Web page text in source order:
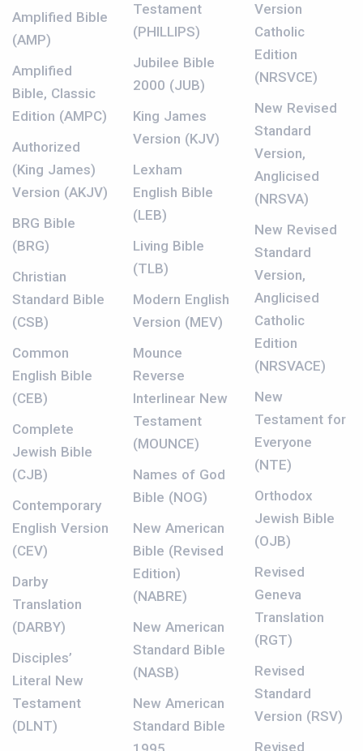
Amplified Bible
(AMP)
Amplified
Bible, Classic
Edition (AMPC)
Authorized
(King James)
Version (AKJV)
BRG Bible
(BRG)
Christian
Standard Bible
(CSB)
Common
English Bible
(CEB)
Complete
Jewish Bible
(CJB)
Contemporary
English Version
(CEV)
Darby
Translation
(DARBY)
Disciples’
Literal New
Testament
(DLNT)
Testament
(PHILLIPS)
Jubilee Bible
2000 (JUB)
King James
Version (KJV)
Lexham
English Bible
(LEB)
Living Bible
(TLB)
Modern English
Version (MEV)
Mounce
Reverse
Interlinear New
Testament
(MOUNCE)
Names of God
Bible (NOG)
New American
Bible (Revised
Edition)
(NABRE)
New American
Standard Bible
(NASB)
New American
Standard Bible
Version
Catholic
Edition
(NRSVCE)
New Revised
Standard
Version,
Anglicised
(NRSVA)
New Revised
Standard
Version,
Anglicised
Catholic
Edition
(NRSVACE)
New
Testament for
Everyone
(NTE)
Orthodox
Jewish Bible
(OJB)
Revised
Geneva
Translation
(RGT)
Revised
Standard
Version (RSV)
Revised